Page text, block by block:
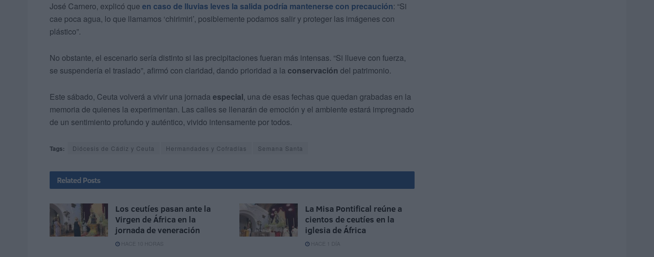
José Carnero, explicó que en caso de lluvias leves la salida podría mantenerse con precaución: “Si
cae poca agua, lo que llamamos ‘chirimiri’, posiblemente podamos salir y proteger las imágenes con
plástico”.
No obstante, el escenario sería distinto si las precipitaciones fueran más intensas. “Si llueve con fuerza,
se suspendería el traslado”, afirmó con claridad, dando prioridad a la conservación del patrimonio.
Este sábado, Ceuta volverá a vivir una jornada especial, una de esas fechas que quedan grabadas en la
memoria de quienes la experimentan. Las calles se llenarán de emoción y el ambiente estará impregnado
de un sentimiento profundo y auténtico, vivido intensamente por todos.
Tags: Diócesis de Cádiz y Ceuta Hermandades y Cofradías Semana Santa
Related Posts
Los ceutíes pasan ante la
Virgen de África en la
jornada de veneración
HACE 10 HORAS
La Misa Pontifical reúne a
cientos de ceutíes en la
iglesia de África
HACE 1 DÍA